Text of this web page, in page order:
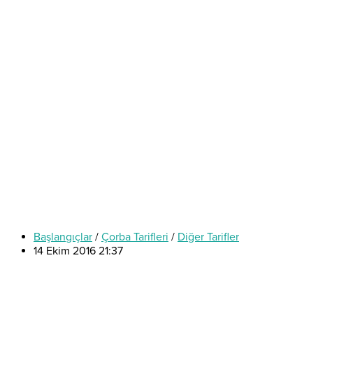
Başlangıçlar / Çorba Tarifleri / Diğer Tarifler
14 Ekim 2016 21:37